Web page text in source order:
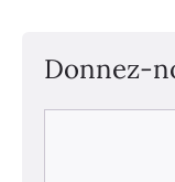
Donnez-